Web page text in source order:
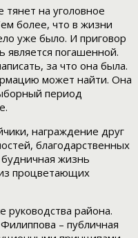
тянет на уголовное
более, что в жизни
уже было. И приговор
является погашенной.
за что она была.
может найти. Она
период
награждение друг
благодарственных
жизнь
процветающих
руководства района.
– публичная